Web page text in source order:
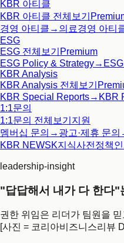
KBR 아티클
KBR 아티클 전체보기
경영 아티클 → 의료경영 아티
ESG
ESG 전체보기 Premium
ESG Policy & Strategy→
KBR Analysis
KBR Analysis 전체보기
KBR Special Reports→ KBR
1:1문의
1:1문의 전체보기 지원
멤버십 문의 → 광고·제휴 문의
KBR NEWSK지식사전 정책
leadership-insight
"답답해서 내가 다 한다"
권한 위임은 리더가 팀원을
[사진 = 코리아비즈니스리뷰